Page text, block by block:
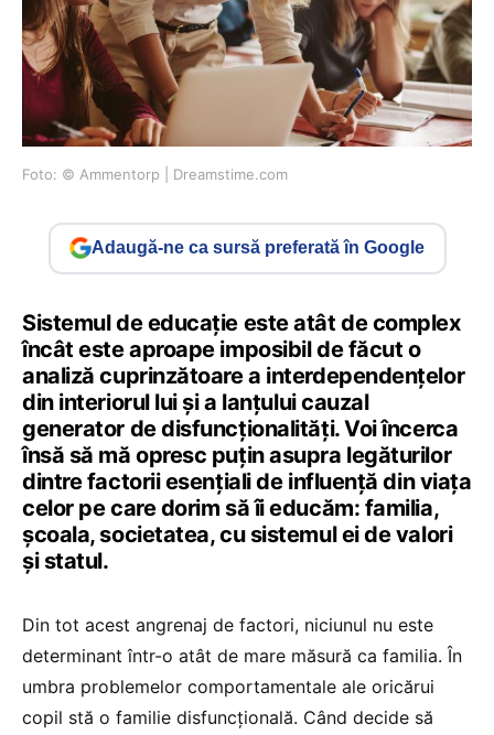
Foto: © Ammentorp | Dreamstime.com
Adaugă-ne ca sursă preferată în Google
Sistemul de educație este atât de complex
încât este aproape imposibil de făcut o
analiză cuprinzătoare a interdependențelor
din interiorul lui și a lanțului cauzal
generator de disfuncționalități. Voi încerca
însă să mă opresc puțin asupra legăturilor
dintre factorii esențiali de influență din viața
celor pe care dorim să îi educăm: familia,
școala, societatea, cu sistemul ei de valori
și statul.
Din tot acest angrenaj de factori, niciunul nu este
determinant într-o atât de mare măsură ca familia. În
umbra problemelor comportamentale ale oricărui
copil stă o familie disfuncțională. Când decide să